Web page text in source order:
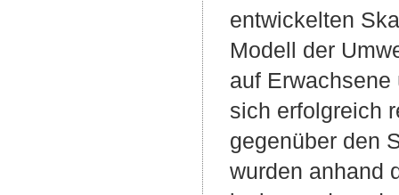
entwickelten
Modell der
auf
sich erfolgreich
gegenüber den
wurden anhand